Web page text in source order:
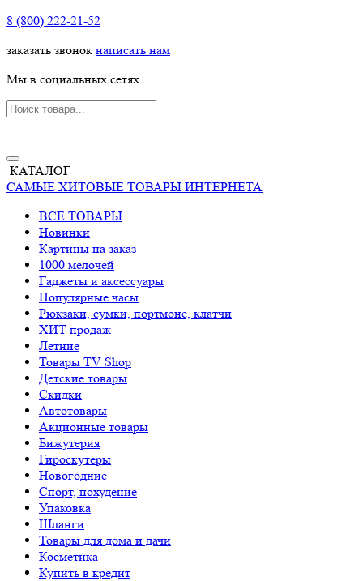
8 (800) 222-21-52
заказать звонок написать нам
Мы в социальных сетях
КАТАЛОГ
САМЫЕ ХИТОВЫЕ ТОВАРЫ ИНТЕРНЕТА
ВСЕ ТОВАРЫ
Новинки
Картины на заказ
1000 мелочей
Гаджеты и аксессуары
Популярные часы
Рюкзаки, сумки, портмоне, клатчи
ХИТ продаж
Летние
Товары TV Shop
Детские товары
Cкидки
Автотовары
Акционные товары
Бижутерия
Гироскутеры
Новогодние
Спорт, похудение
Упаковка
Шланги
Товары для дома и дачи
Косметика
Купить в кредит